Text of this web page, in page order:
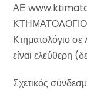
ΑΕ
ΚΤΗΜΑΤΟΛΟΓΙΟ /
Κτηματολόγιο σε
είναι ελεύθερη
Σχετικός